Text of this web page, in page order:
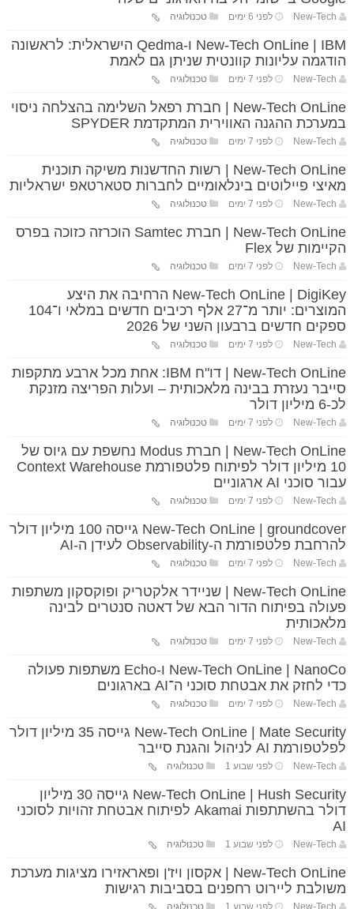
New-Tech לפני 6 ימים טכנולוגיה
New-Tech OnLine | IBM ו-Qedma הישראלית: לראשונה
הודגמה עליונות קוונטית שניתן גם לאמת
New-Tech לפני 7 ימים טכנולוגיה
New-Tech OnLine | חברת רפאל השלימה בהצלחה ניסוי
במערכת ההגנה האווירית המתקדמת SPYDER
New-Tech לפני 7 ימים טכנולוגיה
New-Tech OnLine | רשות החדשנות משיקה תוכנית
מאיצי פיילוטים בינלאומיים לחברות סטארטאפ ישראליות
New-Tech לפני 7 ימים טכנולוגיה
New-Tech OnLine | חברת Samtec הוכרזה כזוכה בפרס
הקיימות של Flex
New-Tech לפני 7 ימים טכנולוגיה
New-Tech OnLine | DigiKey הרחיבה את היצע
המוצרים: יותר מ־27 אלף רכיבים חדשים במלאי ו־104
ספקים חדשים ברבעון השני של 2026
New-Tech לפני 7 ימים טכנולוגיה
New-Tech OnLine | דו"ח IBM: אחת מכל ארבע מתקפות
סייבר נעזרת בבינה מלאכותית – ועלות הפריצה מזנקת
לכ-6 מיליון דולר
New-Tech לפני 7 ימים טכנולוגיה
New-Tech OnLine | חברת Modus נחשפת עם גיוס של
10 מיליון דולר לפיתוח פלטפורמת Context Warehouse
עבור סוכני AI ארגוניים
New-Tech לפני 7 ימים טכנולוגיה
New-Tech OnLine | groundcover גייסה 100 מיליון דולר
להרחבת פלטפורמת ה-Observability לעידן ה-AI
New-Tech לפני 7 ימים טכנולוגיה
New-Tech OnLine | שניידר אלקטריק ופוקסקון משתפות
פעולה בפיתוח הדור הבא של דאטה סנטרים לבינה
מלאכותית
New-Tech לפני 7 ימים טכנולוגיה
New-Tech OnLine | NanoCo ו-Echo משתפות פעולה
כדי לחזק את אבטחת סוכני ה־AI בארגונים
New-Tech לפני 7 ימים טכנולוגיה
New-Tech OnLine | Mate Security גייסה 35 מיליון דולר
לפלטפורמת AI לניהול והגנת סייבר
New-Tech לפני שבוע 1 טכנולוגיה
New-Tech OnLine | Hush Security גייסה 30 מיליון
דולר בהשתתפות Akamai לפיתוח אבטחת זהויות לסוכני
AI
New-Tech לפני שבוע 1 טכנולוגיה
New-Tech OnLine | אקסון ויז'ן ופאראזירו מציגות מערכת
משולבת ליירוט רחפנים בסביבות רגישות